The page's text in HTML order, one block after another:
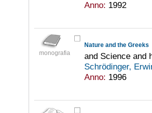
Anno: 1992
monografia
Nature and the Greeks
and Science and
Schrödinger,
Anno: 1996